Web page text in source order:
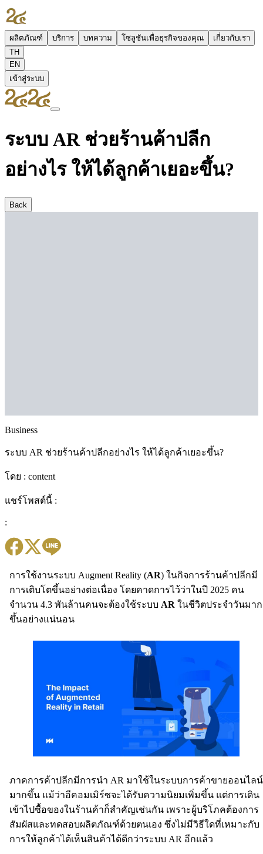
ผลิตภัณฑ์ บริการ บทความ โซลูชันเพื่อธุรกิจของคุณ
เกี่ยวกับเรา
TH
EN
เข้าสู่ระบบ
ระบบ AR ช่วยร้านค้าปลีก
อย่างไร ให้ได้ลูกค้าเยอะขึ้น?
Back
Business
ระบบ AR ช่วยร้านค้าปลีกอย่างไร ให้ได้ลูกค้าเยอะขึ้น?
โดย : content
แชร์โพสต์นี้ :
:
การใช้งานระบบ Augment Reality (AR) ในกิจการร้านค้าปลีกมี
การเติบโตขึ้นอย่างต่อเนื่อง โดยคาดการไว้ว่าในปี 2025 คน
จำนวน 4.3 พันล้านคนจะต้องใช้ระบบ AR ในชีวิตประจำวันมาก
ขึ้นอย่างแน่นอน
ภาคการค้าปลีกมีการนำ AR มาใช้ในระบบการค้าขายออนไลน์
มากขึ้น แม้ว่าอีคอมเมิร์ซจะได้รับความนิยมเพิ่มขึ้น แต่การเดิน
เข้าไปซื้อของในร้านค้าก็สำคัญเช่นกัน เพราะผู้บริโภคต้องการ
สัมผัสและทดสอบผลิตภัณฑ์ด้วยตนเอง ซึ่งไม่มีวิธีใดที่เหมาะกับ
การให้ลูกค้าได้เห็นสินค้าได้ดีกว่าระบบ AR อีกแล้ว